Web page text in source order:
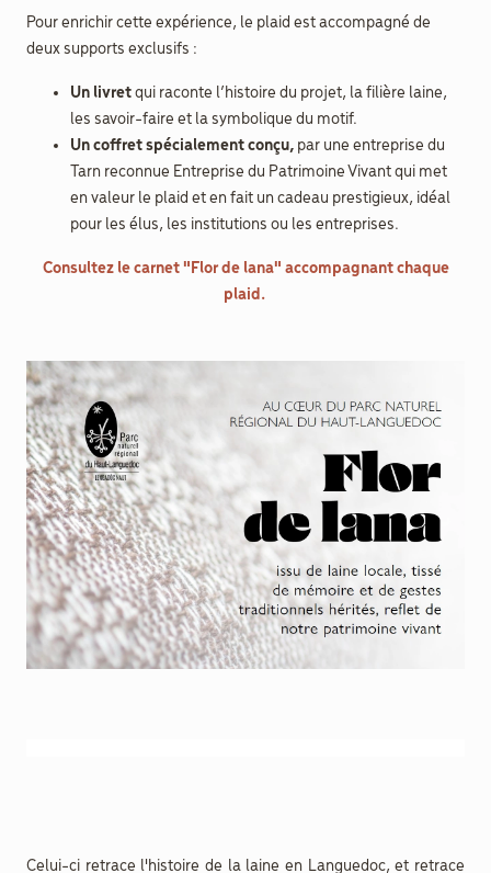
Pour enrichir cette expérience, le plaid est accompagné de
deux supports exclusifs :
Un livretqui raconte l’histoire du projet, la filière laine,
les savoir-faire et la symbolique du motif.
Un coffret spécialement conçu, par une entreprise du
Tarn reconnue Entreprise du Patrimoine Vivant qui met
en valeur le plaid et en fait un cadeau prestigieux, idéal
pour les élus, les institutions ou les entreprises.
Consultez le carnet "Flor de lana" accompagnant chaque
plaid.
Celui-ci retrace l'histoire de la laine en Languedoc, et retrace